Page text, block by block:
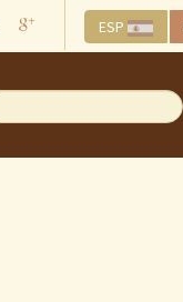
ESP